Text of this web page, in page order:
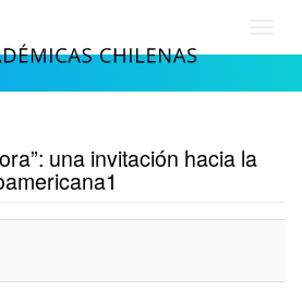
una invitación hacia la